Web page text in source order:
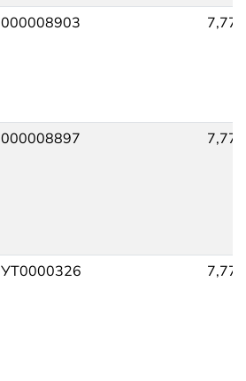
000008903 7,77
000008897 7,77
УТ0000326 7,77